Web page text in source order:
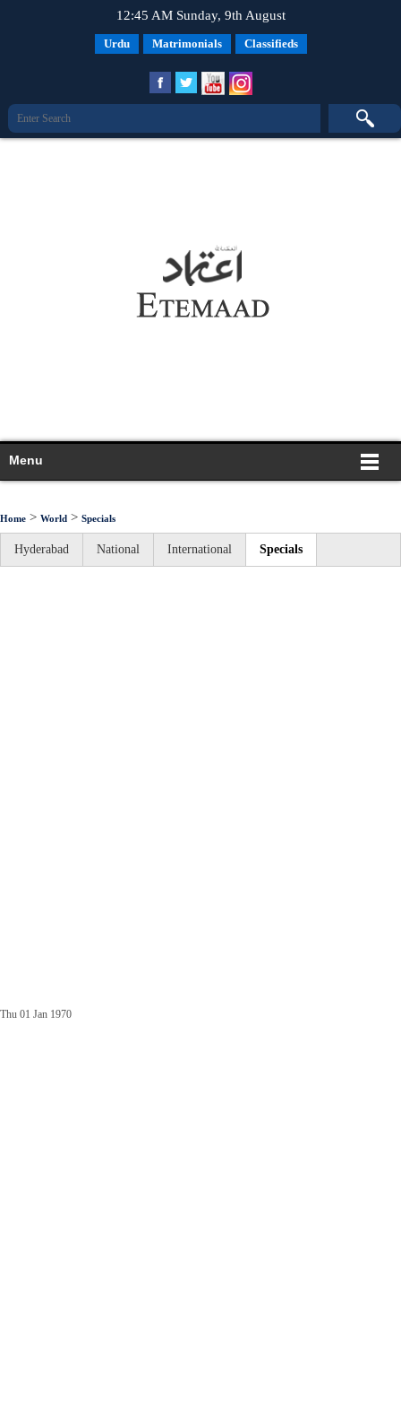
12:45 AM Sunday, 9th August
Urdu Matrimonials Classifieds
Menu
Home > World > Specials
Hyderabad National International Specials
Thu 01 Jan 1970